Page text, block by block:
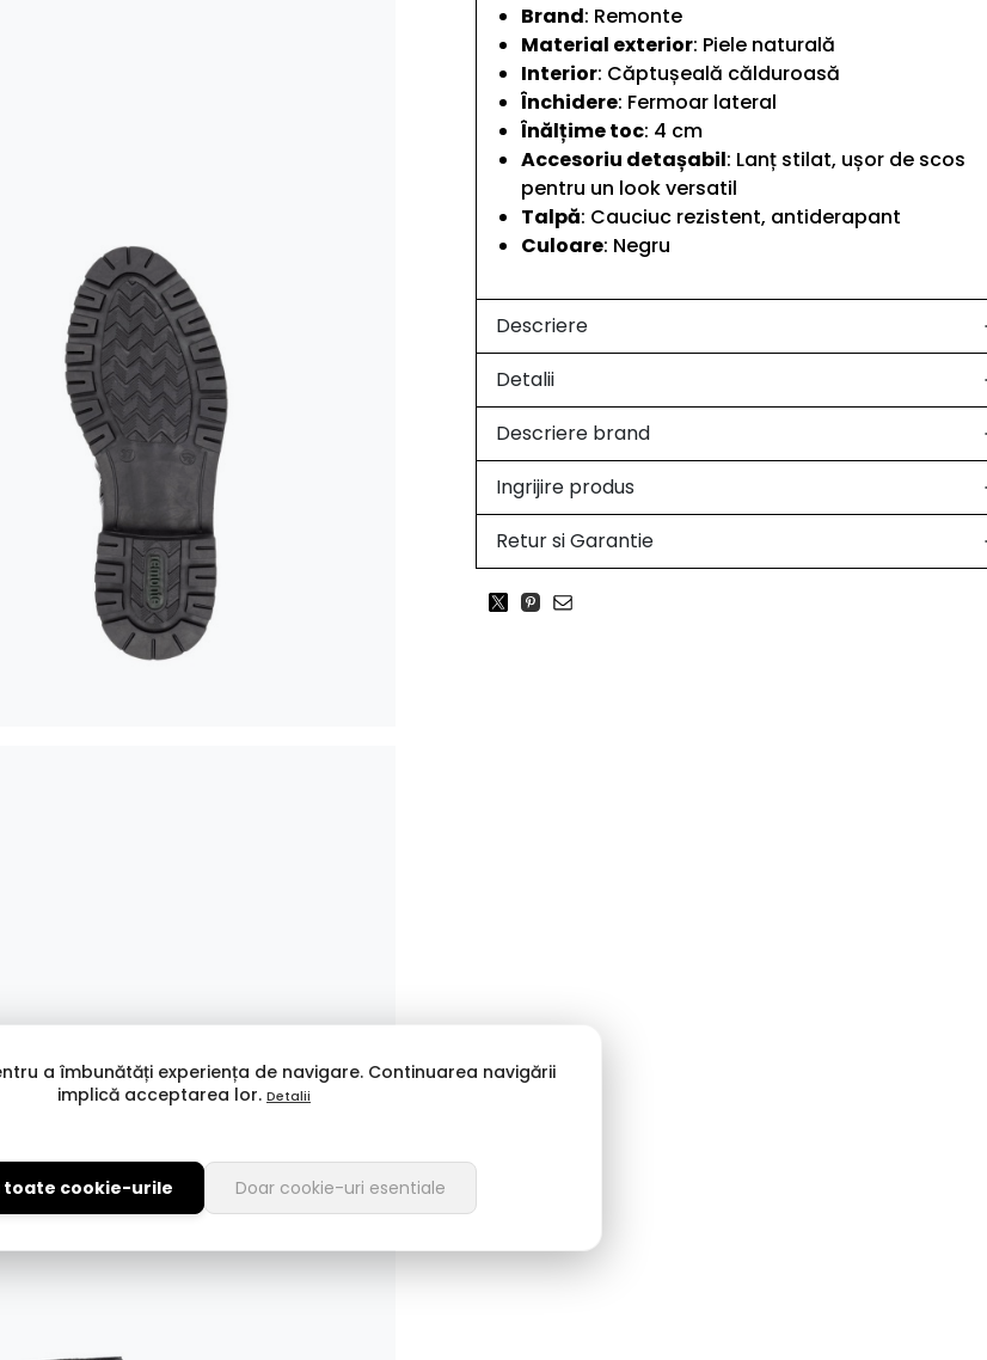
Brand: Remonte
Material exterior: Piele naturală
Interior: Căptușeală călduroasă
Închidere: Fermoar lateral
Înălțime toc: 4 cm
Accesoriu detașabil: Lanț stilat, ușor de scos
pentru un look versatil
Talpă: Cauciuc rezistent, antiderapant
Culoare: Negru
Descriere
Detalii
Descriere brand
Ingrijire produs
Retur si Garantie
a îmbunătăți experiența de navigare. Continuarea navigării
implică acceptarea lor. Detalii
toate cookie-urile Doar cookie-uri esentiale